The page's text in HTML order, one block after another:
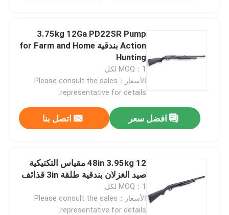
3.75kg 12Ga PD22SR Pump
Action بندقية for Farm and Home
Hunting
MOQ：1 لكل
الأسعار：Please consult the sales
representative for details.
افضل سعر اتصل بنا
48in 3.95kg 12 مقياس التكتيكية
صيد الغزلان بندقية طلقة 3in قذائف
MOQ：1 لكل
الأسعار：Please consult the sales
representative for details.